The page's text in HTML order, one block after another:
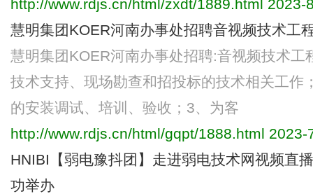
http://www.rdjs.cn/html/zxdt/1889.html 2023-
慧明集团KOER河南办事处招聘音视频技术工
慧明集团KOER河南办事处招聘:音视频技术工
技术支持、现场勘查和招投标的技术相关工作
的安装调试、培训、验收；3、为客
http://www.rdjs.cn/html/gqpt/1888.html 2023-
HNIBI【弱电豫抖团】走进弱电技术网视频直
功举办